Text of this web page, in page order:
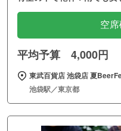
空
平均予算 4,000円
東武百貨店 池袋店 夏
池袋駅／東京都